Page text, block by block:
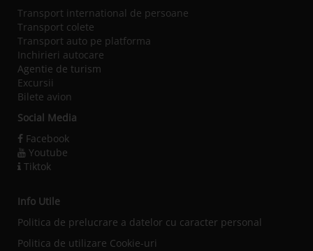
Transport international de persoane
Transport colete
Transport auto pe platforma
Inchirieri autocare
Agentie de turism
Excursii
Bilete avion
Social Media
Facebook
Youtube
Tiktok
Info Utile
Politica de prelucrare a datelor cu caracter personal
Politica de utilizare Cookie-uri